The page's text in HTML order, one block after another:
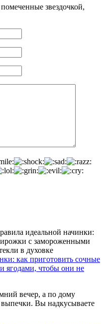
звездочкой,
как приготовить сочные
ягодами, чтобы они не
вечер, а по дому
выпечки. Вы надкусываете